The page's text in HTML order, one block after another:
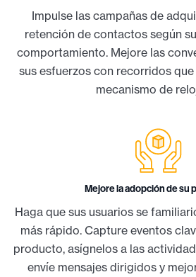
Impulse las campañas de
retención de contactos según
comportamiento. Mejore las
sus esfuerzos con recorridos
mecanismo de
Mejore la adopción de su
Haga que sus usuarios se
más rápido. Capture eventos
producto, asígnelos a las
envíe mensajes dirigidos y